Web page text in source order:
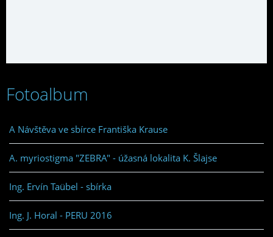
Fotoalbum
A Návštěva ve sbírce Františka Krause
A. myriostigma "ZEBRA" - úžasná lokalita K. Šlajse
Ing. Ervín Taübel - sbírka
Ing. J. Horal - PERU 2016